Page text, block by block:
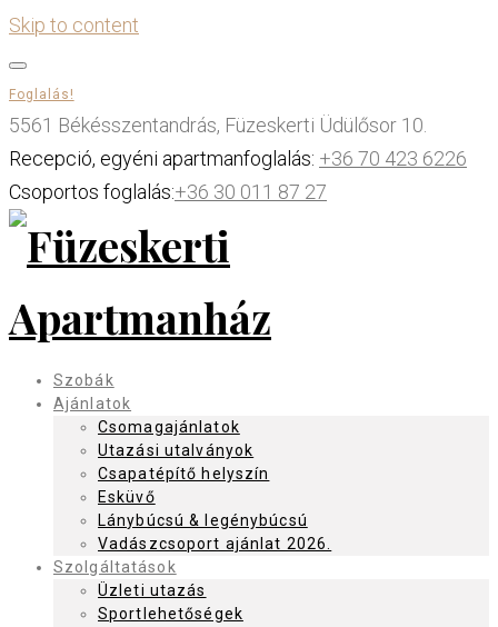
Skip to content
Foglalás!
5561 Békésszentandrás, Füzeskerti Üdülősor 10.
Recepció, egyéni apartmanfoglalás: +36 70 423 6226
Csoportos foglalás:+36 30 011 87 27
Szobák
Ajánlatok
Csomagajánlatok
Utazási utalványok
Csapatépítő helyszín
Esküvő
Lánybúcsú & legénybúcsú
Vadászcsoport ajánlat 2026.
Szolgáltatások
Üzleti utazás
Sportlehetőségek